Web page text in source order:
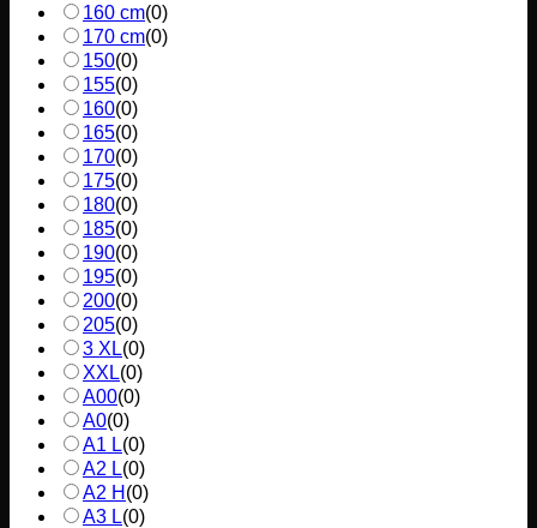
160 cm(0)
170 cm(0)
150(0)
155(0)
160(0)
165(0)
170(0)
175(0)
180(0)
185(0)
190(0)
195(0)
200(0)
205(0)
3 XL(0)
XXL(0)
A00(0)
A0(0)
A1 L(0)
A2 L(0)
A2 H (0)
A3 L(0)